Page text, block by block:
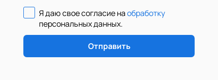
Я даю свое согласие наобработку
персональных данных.
Отправить